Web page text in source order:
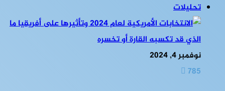
تحليلات
نوفمبر 4, 2024
785